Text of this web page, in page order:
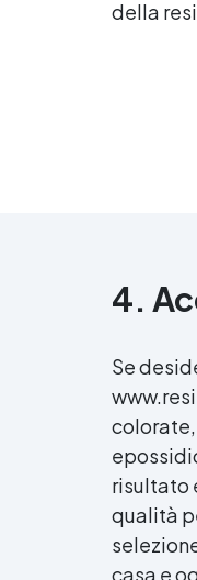
della
4.
Se
risultato
qualità
casa e